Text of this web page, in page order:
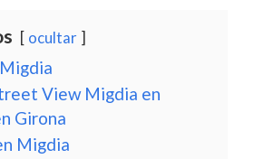
ocultar
View Migdia en
Girona
Migdia